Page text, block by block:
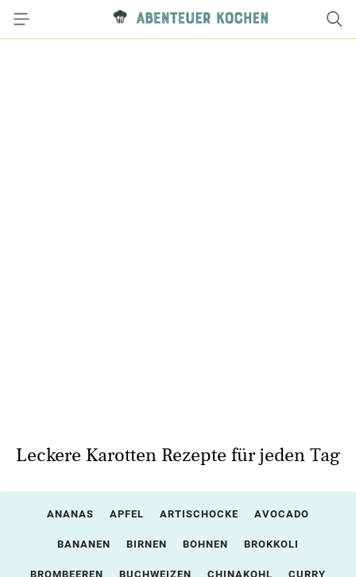
Leckere Karotten Rezepte für jeden Tag
ANANAS APFEL ARTISCHOCKE AVOCADO
BANANEN BIRNEN BOHNEN BROKKOLI
BROMBEEREN BUCHWEIZEN CHINAKOHL CURRY